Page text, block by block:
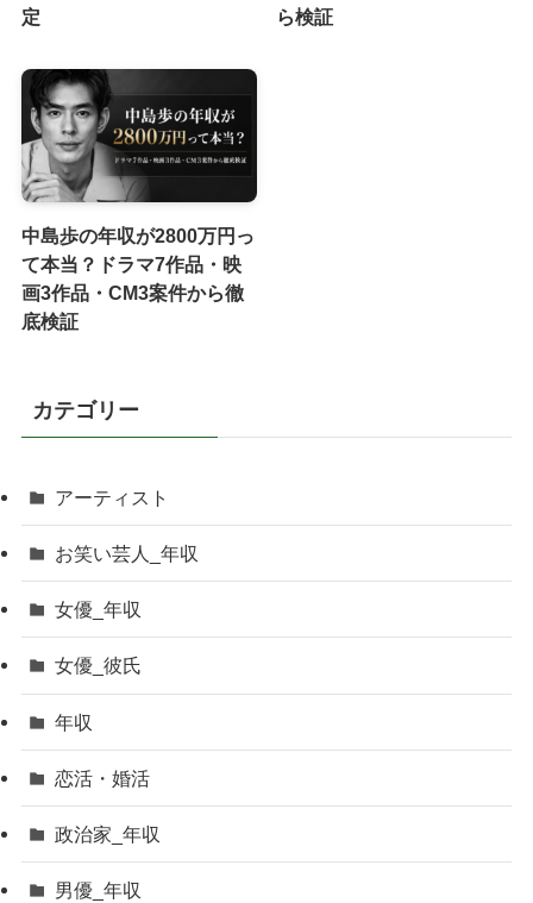
定
ら検証
中島歩の年収が2800万円っ
て本当？ドラマ7作品・映
画3作品・CM3案件から徹
底検証
カテゴリー
アーティスト
お笑い芸人_年収
女優_年収
女優_彼氏
年収
恋活・婚活
政治家_年収
男優_年収